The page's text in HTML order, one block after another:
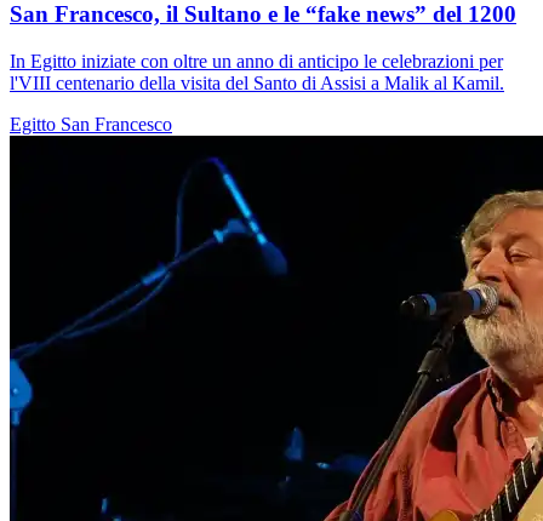
San Francesco, il Sultano e le “fake news” del 1200
In Egitto iniziate con oltre un anno di anticipo le celebrazioni per
l'VIII centenario della visita del Santo di Assisi a Malik al Kamil.
Egitto San Francesco